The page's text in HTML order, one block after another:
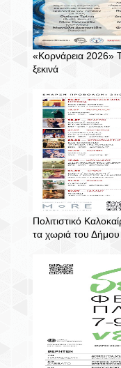
«Κορνάρεια 2026»
ξεκινά
Πολιτιστικό
τα χωριά του Δήμου